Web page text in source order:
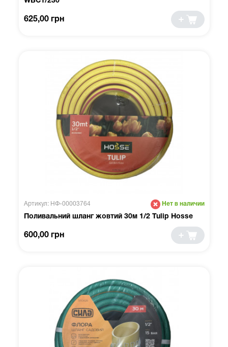
625,00 грн
Артикул: НФ-00003764 Нет в наличии
Поливальний шланг жовтий 30м 1/2 Tulip Hosse
600,00 грн